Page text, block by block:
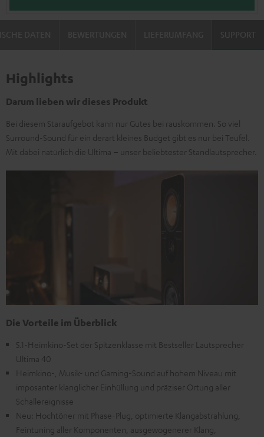
SUPPORT
Highlights
Darum lieben wir dieses Produkt
Bei diesem Staraufgebot kann nur Gutes bei rauskommen. So viel
Surround-Sound für ein derart kleines Budget gibt es nur bei Teufel.
Mit dabei natürlich die Ultima – unser beliebtester Standlautsprecher.
Die Vorteile im Überblick
5.1-Heimkino-Set der Spitzenklasse mit Bestseller Lautsprecher
Ultima 40
Heimkino-, Musik- und Gaming-Sound auf hohem Niveau mit
imposanter klanglicher Einhüllung und präziser Ortung aller
Schallereignisse
Neu: Hochtöner mit Phase-Plug, optimierte Klangabstrahlung,
Feintuning aller Komponenten, ausgewogenerer Klang,